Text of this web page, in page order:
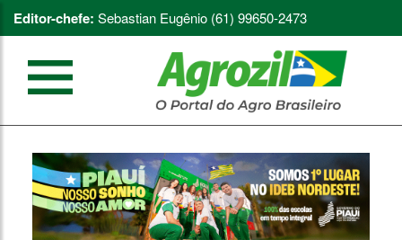
Editor-chefe: Sebastian Eugênio (61) 99650-2473